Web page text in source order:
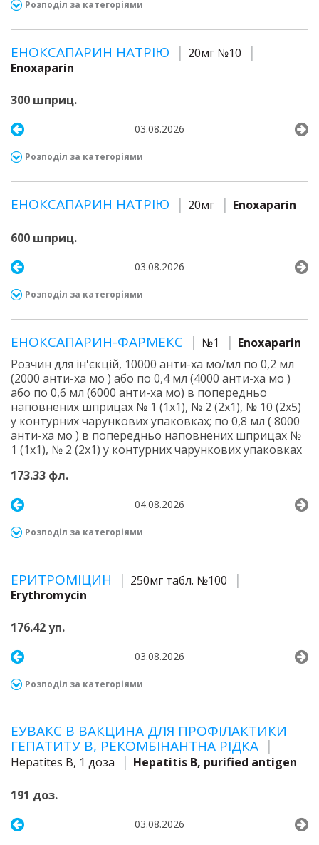
Розподіл за категоріями
ЕНОКСАПАРИН НАТРІЮ
20мг №10
Enoxaparin
300 шприц.
03.08.2026
Розподіл за категоріями
ЕНОКСАПАРИН НАТРІЮ 20мг Enoxaparin
600 шприц.
03.08.2026
Розподіл за категоріями
ЕНОКСАПАРИН-ФАРМЕКС №1
Enoxaparin
Розчин для ін'єкцій, 10000 анти-ха мо/мл по 0,2 мл
(2000 анти-ха мо ) або по 0,4 мл (4000 анти-ха мо )
або по 0,6 мл (6000 анти-ха мо) в попередньо
наповнених шприцах № 1 (1х1), № 2 (2х1), № 10 (2х5)
у контурних чарункових упаковках; по 0,8 мл ( 8000
анти-ха мо ) в попередньо наповнених шприцах №
1 (1х1), № 2 (2х1) у контурних чарункових упаковках
173.33 фл.
04.08.2026
Розподіл за категоріями
ЕРИТРОМІЦИН
250мг табл. №100
Erythromycin
176.42 уп.
03.08.2026
Розподіл за категоріями
ЕУВАКС В ВАКЦИНА ДЛЯ ПРОФІЛАКТИКИ
ГЕПАТИТУ В, РЕКОМБІНАНТНА РІДКА
Hepatites B, 1 доза Hepatitis B, purified antigen
191 доз.
03.08.2026